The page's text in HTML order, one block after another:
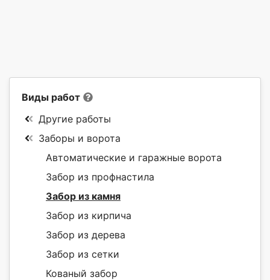
Виды работ
Другие работы
Заборы и ворота
Автоматические и гаражные ворота
Забор из профнастила
Забор из камня
Забор из кирпича
Забор из дерева
Забор из сетки
Кованый забор